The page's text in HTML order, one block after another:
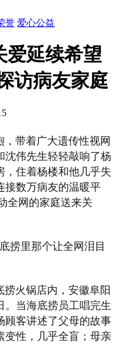
誉 爱心公益
爱延续希望
访病友家庭
，带着广大遗传性视网
沈伟先生轻轻敲响了杨
，住着杨楼和他几乎失
接数万病友的温暖平
全网的家庭送来关
捞里那个让全网泪目
捞火锅店内，安徽阜阳
。当海底捞员工唱完生
顾客讲述了父母的故事
性，几乎全盲；母亲